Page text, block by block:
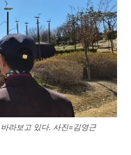
라보고 있다. 사진=김영근